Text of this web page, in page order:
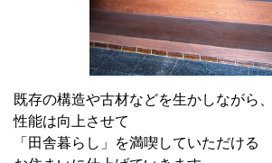
既存の構造や古材などを生かしながら、
性能は向上させて
「田舎暮らし」を満喫していただける